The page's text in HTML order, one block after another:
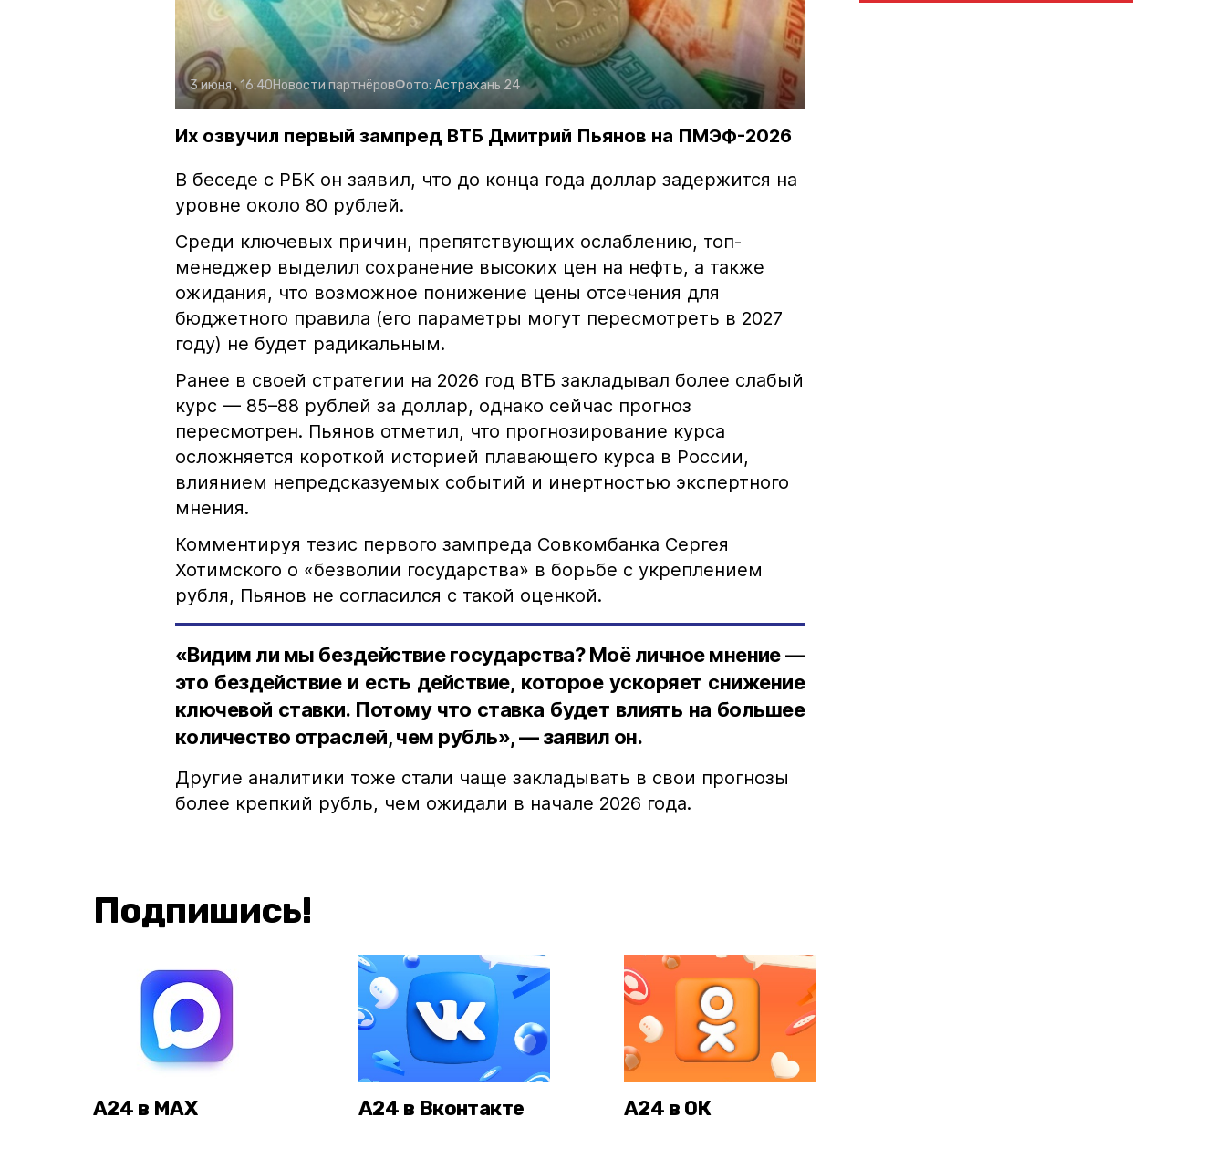
3 июня , 16:40Новости партнёровФото:Астрахань 24
Их озвучил первый зампред ВТБ Дмитрий Пьянов на ПМЭФ-2026
В беседе с РБК он заявил, что до конца года доллар задержится на
уровне около 80 рублей.
Среди ключевых причин, препятствующих ослаблению, топ-
менеджер выделил сохранение высоких цен на нефть, а также
ожидания, что возможное понижение цены отсечения для
бюджетного правила (его параметры могут пересмотреть в 2027
году) не будет радикальным.
Ранее в своей стратегии на 2026 год ВТБ закладывал более слабый
курс — 85–88 рублей за доллар, однако сейчас прогноз
пересмотрен. Пьянов отметил, что прогнозирование курса
осложняется короткой историей плавающего курса в России,
влиянием непредсказуемых событий и инертностью экспертного
мнения.
Комментируя тезис первого зампреда Совкомбанка Сергея
Хотимского о «безволии государства» в борьбе с укреплением
рубля, Пьянов не согласился с такой оценкой.
«Видим ли мы бездействие государства? Моё личное мнение —
это бездействие и есть действие, которое ускоряет снижение
ключевой ставки. Потому что ставка будет влиять на большее
количество отраслей, чем рубль», — заявил он.
Другие аналитики тоже стали чаще закладывать в свои прогнозы
более крепкий рубль, чем ожидали в начале 2026 года.
Подпишись!
А24 в MAX А24 в Вконтакте А24 в ОК